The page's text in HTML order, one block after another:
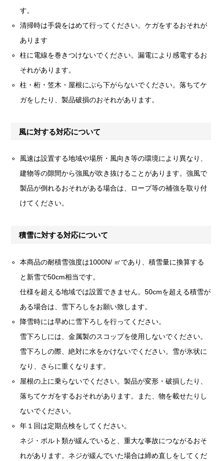
す。
清掃時は手袋をはめて行ってください。ケガをするおそれが
あります
柱に電線を巻きつけないでください。漏電により感電するお
それがあります。
柱・桁・笠木・屋根にぶら下がらないでください。落ちてケ
ガをしたり、製品破損のおそれがあります。
風に対する対応について
風速は設置する地域や場所・風向き等の環境により異なり、
建物等の隙間から強風が吹き抜けることがあります。強風で
製品が倒れるおそれがある場合は、ロープ等の補強を取り付
けてください。
積雪に対する対応について
本商品の耐積雪強度は1000N/ ㎡であり、積雪量に換算する
と新雪で50cm相当です。
仕様を超える地域では設置できません。50cmを超える積雪が
ある場合は、雪下ろしをお願い致します。
降雪時には早めに雪下ろしを行ってください。
雪下ろしには、金属製のスコップを使用しないでください。
雪下ろしの際、絶対に水をかけないでください。雪が氷状に
なり、さらに重くなります。
屋根の上に乗らないでください。製品が変形・破損したり、
落ちてケガをするおそれがあります。また、物を載せたりし
ないでください。
年１回は定期点検をしてください。
ネジ・ボルト類が緩んでいると、重大な事故につながるおそ
れがあります。ネジが緩んでいた場合は締め直しをしてくだ